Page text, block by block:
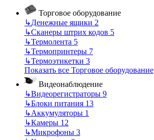
Торговое оборудование
↳Денежные ящики 2
↳Сканеры штрих кодов 5
↳Термолента 5
↳Термопринтеры 7
↳Термоэтикетки 3
Показать все Торговое оборудование
Видеонаблюдение
↳Видеорегистраторы 9
↳Блоки питания 13
↳Аккумуляторы 1
↳Камеры 12
↳Микрофоны 3